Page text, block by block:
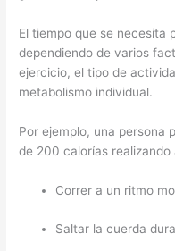
El tiempo que se necesita
dependiendo de varios
ejercicio, el tipo de
metabolismo individual.
Por ejemplo, una persona
de 200 calorías
Correr a un ritmo
Saltar la cuerda